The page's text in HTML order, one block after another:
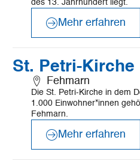
des 13. Jahrhundert liegt.
Mehr erfahren
St. Petri-
Fehmarn
Die St. Petri-Kirche in dem
1.000 Einwohner*innen
Fehmarn.
Mehr
erfahren
Mehr erfahren